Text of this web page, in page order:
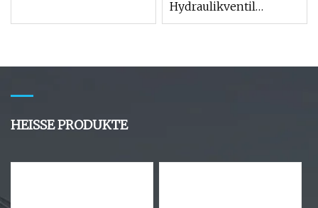
Hydraulikventil
Magnetwegeventil
HEISSE PRODUKTE